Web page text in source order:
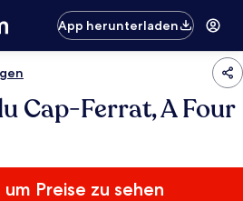
App herunterladen
Cap-Ferrat, A Four
Preise zu sehen